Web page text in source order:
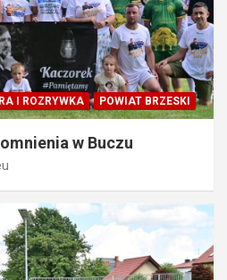
I ROZRYWKA POWIAT BRZESKI
w Buczu